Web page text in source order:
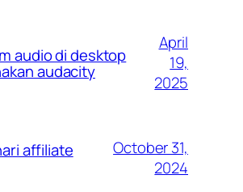
audio di desktop
audacity
April
19,
2025
affiliate
October 31,
2024